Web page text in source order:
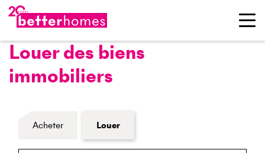
Louer des biens
immobiliers
Formulaire de recherche de biens
Acheter Louer